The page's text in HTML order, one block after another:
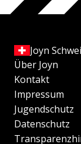
Joyn
Über Joyn
Kontakt
Impressum
Jugendschutz
Datenschutz